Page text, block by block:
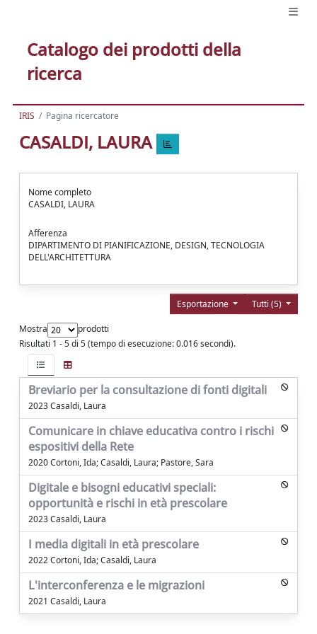
Catalogo dei prodotti della
ricerca
IRIS Pagina ricercatore
CASALDI, LAURA
Nome completo
CASALDI, LAURA
Afferenza
DIPARTIMENTO DI PIANIFICAZIONE, DESIGN, TECNOLOGIA
DELL'ARCHITETTURA
Tutti (5)
Esportazione
Mostra
prodotti
Risultati 1 - 5 di 5 (tempo di esecuzione: 0.016 secondi).
Breviario per la consultazione di fonti digitali
2023 Casaldi, Laura
Comunicare in chiave educativa contro i rischi
espositivi della Rete
2020 Cortoni, Ida; Casaldi, Laura; Pastore, Sara
Digitale e bisogni educativi speciali:
opportunità e rischi in età prescolare
2023 Casaldi, Laura
I media digitali in età prescolare
2022 Cortoni, Ida; Casaldi, Laura
L'interconferenza e le migrazioni
2021 Casaldi, Laura